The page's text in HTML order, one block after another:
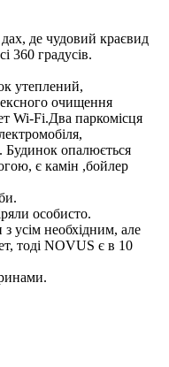
де чудовий краєвид
360 градусів.
утеплений,
очищення
Wi-Fi.Два паркомісця
опалюється
є камін ,бойлер
особисто.
усім необхідним, але
тоді NOVUS є в 10